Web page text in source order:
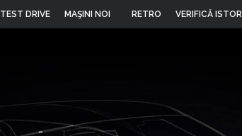
TEST DRIVE MAŞINI NOI RETRO VERIFICĂ